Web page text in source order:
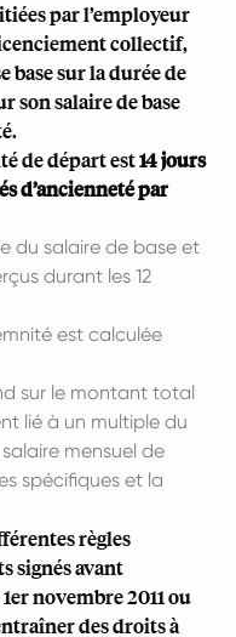
par l’employeur
collectif,
base sur la durée de
son salaire de base
de départ est14 jours
d’ancienneté par
du salaire de base et
durant les 12
est calculée
sur le montant total
lié à un multiple du
mensuel de
spécifiques et la
règles
signés avant
novembre 2011 ou
des droits à